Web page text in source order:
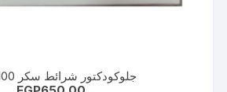
جلوكودكتور شرائط سكر 100شريط